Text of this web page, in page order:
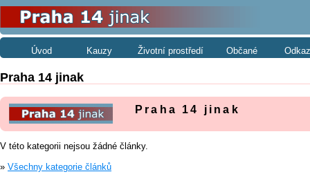
Úvod Kauzy Životní prostředí Občané
Praha 14 jinak
Praha 14 jinak
V této kategorii nejsou žádné články.
» Všechny kategorie článků